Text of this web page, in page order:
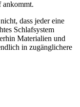
ankommt.
dass jeder eine
Schlafsystem
Materialien und
in zugänglichere